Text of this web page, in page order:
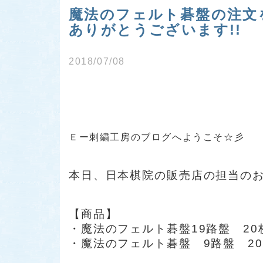
魔法のフェルト碁盤の
ありがとうございます!!
2018/07/08
Ｅー刺繍工房のブログへようこそ☆彡
本日、日本棋院の販売店の担当の
【商品】
・魔法のフェルト碁盤19路盤 20
・魔法のフェルト碁盤 9路盤